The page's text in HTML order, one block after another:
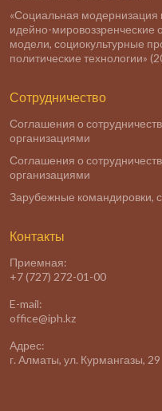
«Социальная модернизация
идейно-мировоззренческие
модели, социокультурные
политические технологии»
Сотрудничество
Соглашения о
организациями
Соглашения о
организациями
Зарубежные командировки,
Контакты
Приемная:
+7 (727) 272-01-00
E-mail:
office@iph.kz
Адрес:
г. Алматы, ул. Курмангазы, 29